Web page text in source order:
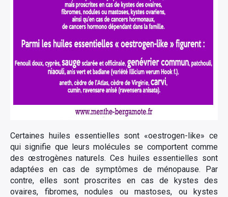
Certaines huiles essentielles sont «oestrogen-like» ce
qui signifie que leurs molécules se comportent comme
des œstrogènes naturels. Ces huiles essentielles sont
adaptées en cas de symptômes de ménopause. Par
contre, elles sont proscrites en cas de kystes des
ovaires, fibromes, nodules ou mastoses, ou kystes